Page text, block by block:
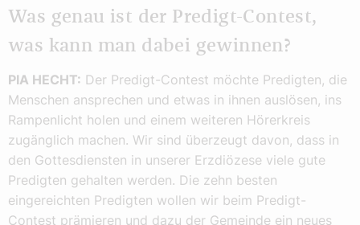
Was genau ist der Predigt-Contest,
was kann man dabei gewinnen?
PIA HECHT: Der Predigt-Contest möchte Predigten, die
Menschen ansprechen und etwas in ihnen auslösen, ins
Rampenlicht holen und einem weiteren Hörerkreis
zugänglich machen. Wir sind überzeugt davon, dass in
den Gottesdiensten in unserer Erzdiözese viele gute
Predigten gehalten werden. Die zehn besten
eingereichten Predigten wollen wir beim Predigt-
Contest prämieren und dazu der Gemeinde ein neues